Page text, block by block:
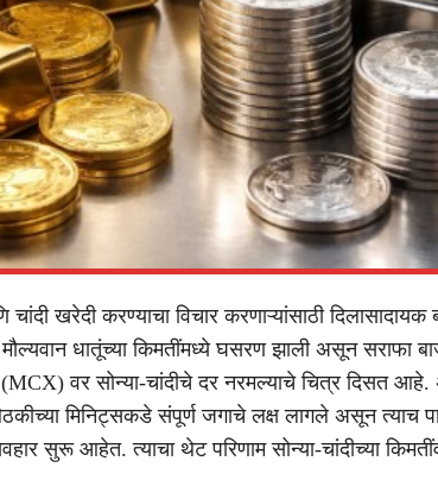
खरेदी करण्याचा विचार करणाऱ्यांसाठी
मौल्यवान धातूंच्या किमतींमध्ये घसरण झाली असून सराफा
वर सोन्या-चांदीचे दर नरमल्याचे चित्र दिसत आहे.
मिनिट्सकडे संपूर्ण जगाचे लक्ष लागले असून त्याच
सुरू आहेत. त्याचा थेट परिणाम सोन्या-चांदीच्या